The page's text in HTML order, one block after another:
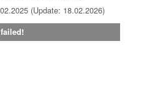
(Update: 18.02.2026)